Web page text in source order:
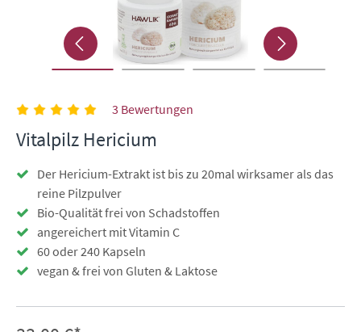
3 Bewertungen
Vitalpilz Hericium
Der Hericium-Extrakt ist bis zu 20mal wirksamer als das
reine Pilzpulver
Bio-Qualität frei von Schadstoffen
angereichert mit Vitamin C
60 oder 240 Kapseln
vegan & frei von Gluten & Laktose